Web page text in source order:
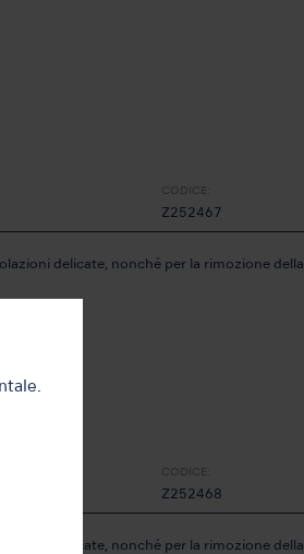
CODICE:
Z252467
delicate, nonché per la rimozione della
CODICE:
Z252468
delicate, nonché per la rimozione della